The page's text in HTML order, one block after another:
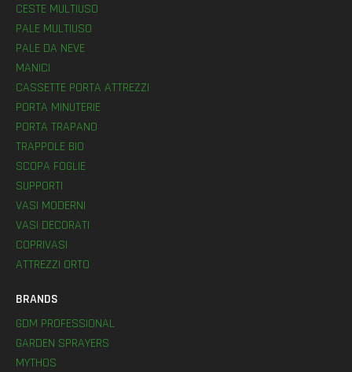
CESTE MULTIUSO
PALE MULTIUSO
PALE DA NEVE
MANICI
CASSETTE PORTA ATTREZZI
PORTA MINUTERIE
PORTA TRAPANO
TRAPPOLE BIO
SCOPA FOGLIE
SUPPORTI
VASI MODERNI
VASI DECORATI
COPRIVASI
ATTREZZI ORTO
BRANDS
GDM PROFESSIONAL
GARDEN SPRAYERS
MYTHOS